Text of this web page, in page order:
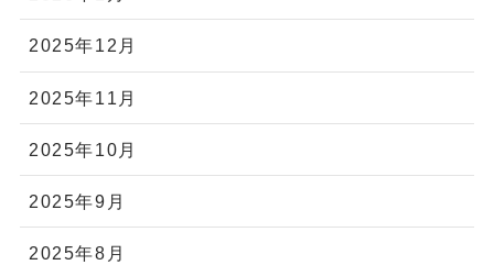
2025年12月
2025年11月
2025年10月
2025年9月
2025年8月